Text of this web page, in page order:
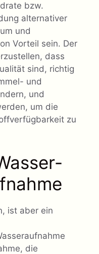
bzw.
alternativer
und
Vorteil sein. Der
dass
sind, richtig
und
und
um die
zu
ist aber ein
die